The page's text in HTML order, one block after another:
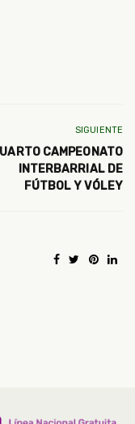
SIGUIENTE
CAMPEONATO
INTERBARRIAL DE
FÚTBOL Y VÓLEY